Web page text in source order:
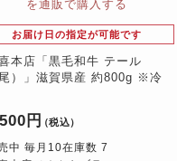
お届け日の指定が可能です
本店「黒毛和牛 テール
尾）」滋賀県産 約800g ※冷
円 （税込）
中 毎月10在庫数 7